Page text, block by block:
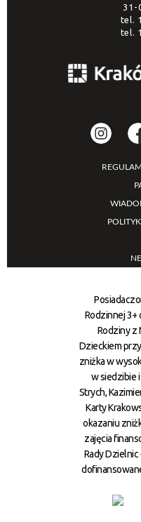
31-
tel.
tel.
Rodzinnej 3+
Rodziny z
Dzieckiem
zniżka w
w siedzibie i
Strych,
Karty
okazaniu
zajęcia
Rady